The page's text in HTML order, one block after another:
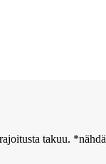
takuu. *nähdä